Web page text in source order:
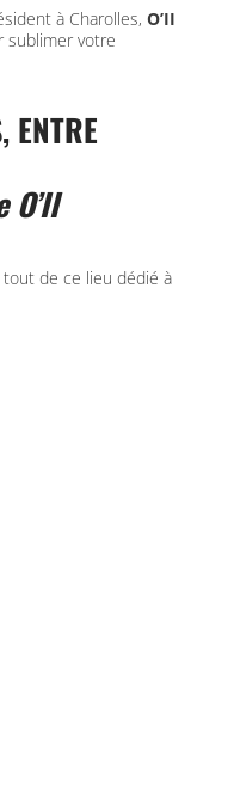
à Charolles, O’II
sublimer votre
ENTRE
tout de ce lieu dédié à